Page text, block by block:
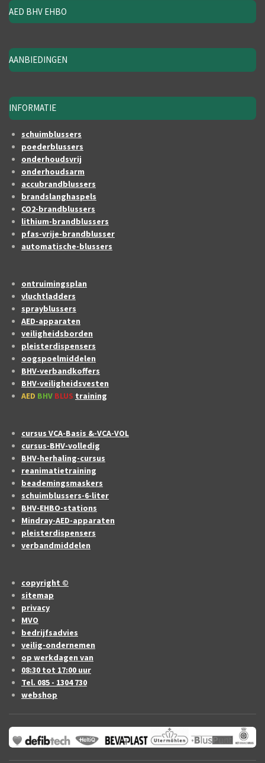
AED BHV EHBO
AANBIEDINGEN
INFORMATIE
schuimblussers
poederblussers
onderhoudsvrij
onderhoudsarm
accubrandblussers
brandslanghaspels
CO2-brandblussers
lithium-brandblussers
pfas-vrije-brandblusser
automatische-blussers
ontruimingsplan
vluchtladders
sprayblussers
AED-apparaten
veiligheidsborden
pleisterdispensers
oogspoelmiddelen
BHV-verbandkoffers
BHV-veiligheidsvesten
AED BHV BLUS training
cursus VCA-Basis &-VCA-VOL
cursus-BHV-volledig
BHV-herhaling-cursus
reanimatietraining
beademingsmaskers
schuimblussers-6-liter
BHV-EHBO-stations
Mindray-AED-apparaten
pleisterdispensers
verbandmiddelen
copyright ©
sitemap
privacy
MVO
bedrijfsadvies
veilig-ondernemen
op werkdagen van
08:30 tot 17:00 uur
Tel. 085 - 1304 730
webshop